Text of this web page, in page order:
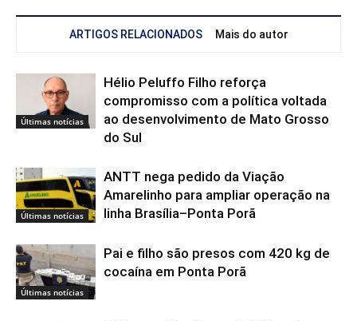
ARTIGOS RELACIONADOS Mais do autor
Últimas notícias
Hélio Peluffo Filho reforça
compromisso com a política voltada
ao desenvolvimento de Mato Grosso
do Sul
Últimas notícias
ANTT nega pedido da Viação
Amarelinho para ampliar operação na
linha Brasília–Ponta Porã
Últimas notícias
Pai e filho são presos com 420 kg de
cocaína em Ponta Porã